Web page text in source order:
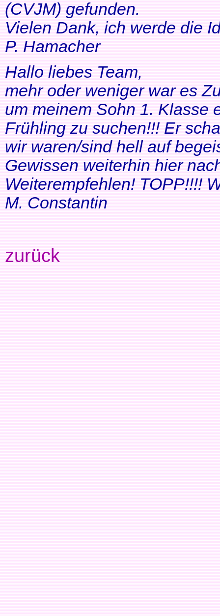
(CVJM) gefunden.
Vielen Dank, ich werde die
P. Hamacher
Hallo liebes Team,
mehr oder weniger war es
um meinem Sohn 1. Klasse
Frühling zu suchen!!! Er
wir waren/sind hell auf
Gewissen weiterhin hier
Weiterempfehlen! TOPP!!!!
M. Constantin
zurück